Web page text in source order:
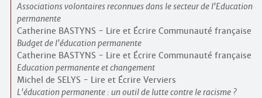
Associations volontaires reconnues dans le secteur de l'Education
permanente
Catherine BASTYNS - Lire et Écrire Communauté française
Budget de l'éducation permanente
Catherine BASTYNS - Lire et Écrire Communauté française
Education permanente et changement
Michel de SELYS - Lire et Écrire Verviers
L'éducation permanente : un outil de lutte contre le racisme ?